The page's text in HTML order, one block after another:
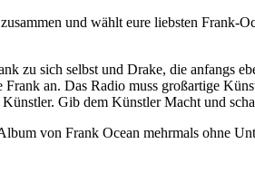
und wählt eure liebsten Frank-
zu sich selbst und Drake, die anfangs
an. Das Radio muss großartige
Gib dem Künstler Macht und
von Frank Ocean mehrmals ohne